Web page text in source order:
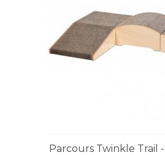
Parcours Twinkle Trail